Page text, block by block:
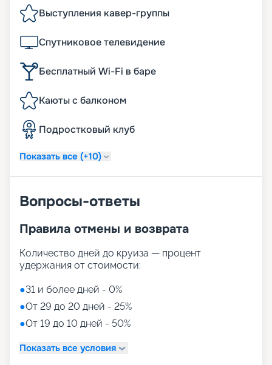
Выступления кавер-группы
Спутниковое телевидение
Бесплатный Wi-Fi в баре
Каюты с балконом
Подростковый клуб‎
Показать все (+10)
Вопросы-ответы
Правила отмены и возврата
Количество дней до круиза — процент
удержания от стоимости:
●31 и более дней - 0%
●От 29 до 20 дней - 25%
●От 19 до 10 дней - 50%
Показать все условия